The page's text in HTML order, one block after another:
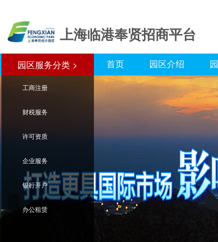
上海临港奉贤招商平台
园区服务分类 >
工商注册
财税服务
许可资质
企业服务
银行开户
办公租赁
园区服务分类> 首页 园区介绍